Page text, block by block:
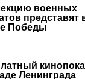
военных
представят
Победы
Ленинграда